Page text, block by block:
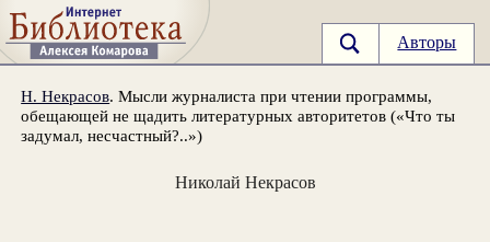
Авторы
Н. Некрасов. Мысли журналиста при чтении программы,
обещающей не щадить литературных авторитетов («Что ты
задумал, несчастный?..»)
Николай Некрасов